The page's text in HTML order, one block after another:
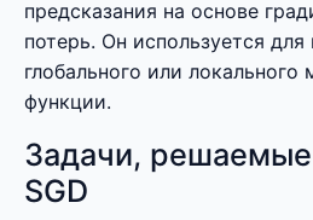
предсказания на основе
потерь. Он используется
глобального или
функции.
Задачи,
SGD